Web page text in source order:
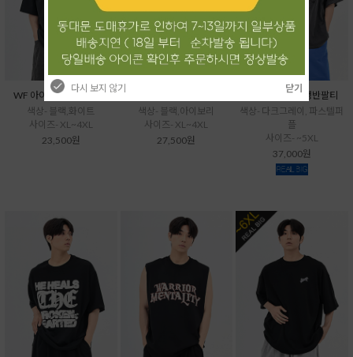
WF 아이스소로나반팔티
색상- 블랙,화이트
사이즈- XL~4XL
23,500원
색상- 블랙,아이보리
사이즈- XL~4XL
27,500원
VU 곰세마리급행반팔티
색상- 다크그레이, 파스텔퍼
플
사이즈- ~5XL
37,000원
다시 보지 않기 닫기